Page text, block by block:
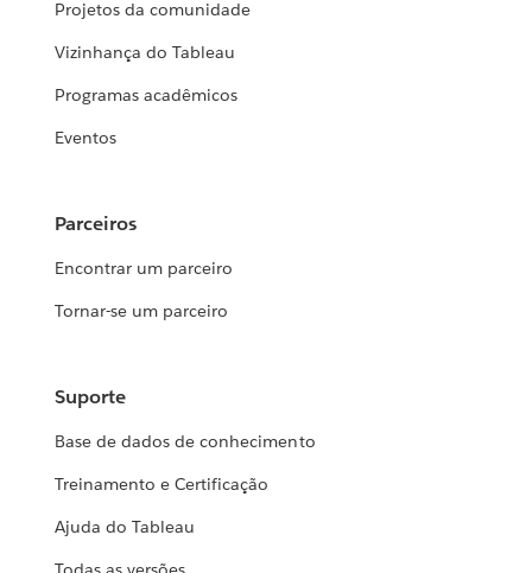
Projetos da comunidade
Vizinhança do Tableau
Programas acadêmicos
Eventos
Parceiros
Encontrar um parceiro
Tornar-se um parceiro
Suporte
Base de dados de conhecimento
Treinamento e Certificação
Ajuda do Tableau